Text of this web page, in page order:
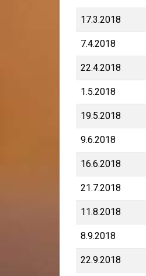
17.3.2018
7.4.2018
22.4.2018
1.5.2018
19.5.2018
9.6.2018
16.6.2018
21.7.2018
11.8.2018
8.9.2018
22.9.2018